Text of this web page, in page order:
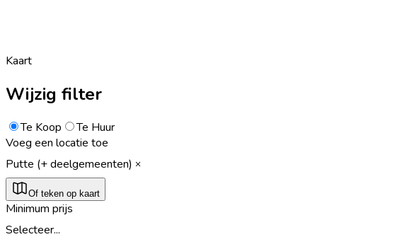
Kaart
Wijzig filter
Te Koop
Te Huur
Voeg een locatie toe
Putte (+ deelgemeenten)
Of teken op kaart
Minimum prijs
Selecteer...